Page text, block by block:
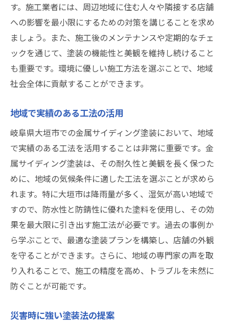
す。施工業者には、周辺地域に住む人々や隣接する店舗
への影響を最小限にするための対策を講じることを求め
ましょう。また、施工後のメンテナンスや定期的なチェ
ックを通じて、塗装の機能性と美観を維持し続けること
も重要です。環境に優しい施工方法を選ぶことで、地域
社会全体に貢献することができます。
地域で実績のある工法の活用
岐阜県大垣市での金属サイディング塗装において、地域
で実績のある工法を活用することは非常に重要です。金
属サイディング塗装は、その耐久性と美観を長く保つた
めに、地域の気候条件に適した工法を選ぶことが求めら
れます。特に大垣市は降雨量が多く、湿気が高い地域で
すので、防水性と防錆性に優れた塗料を使用し、その効
果を最大限に引き出す施工法が必要です。過去の事例か
ら学ぶことで、最適な塗装プランを構築し、店舗の外観
を守ることができます。さらに、地域の専門家の声を取
り入れることで、施工の精度を高め、トラブルを未然に
防ぐことが可能です。
災害時に強い塗装法の提案